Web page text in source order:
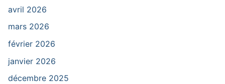
avril 2026
mars 2026
février 2026
janvier 2026
décembre 2025